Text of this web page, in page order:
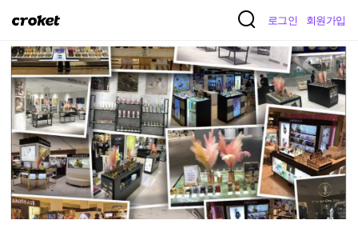
크
켓
로그인 회원가입